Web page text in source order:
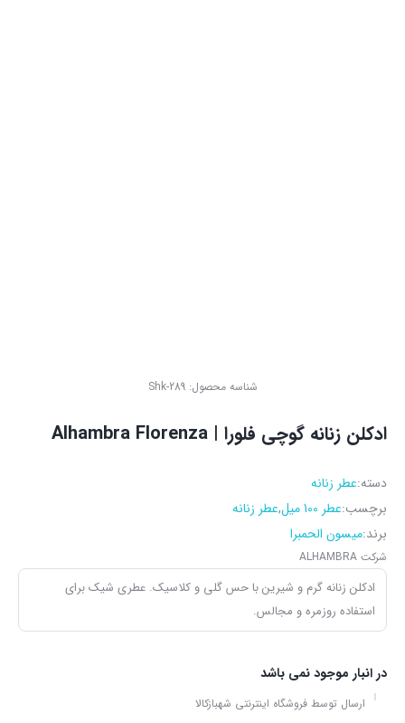
شناسه محصول:Shk-289
ادکلن زنانه گوچی فلورا | Alhambra Florenza
دسته:عطر زنانه
برچسب:عطر 100 میل ,عطر زنانه
برند:میسون الحمبرا
شرکت ALHAMBRA
ادکلن زنانه گرم و شیرین با حس گلی و کلاسیک. عطری شیک برای
استفاده روزمره و مجالس.
در انبار موجود نمی باشد
ارسال توسط فروشگاه اینترنتی شهبازکالا